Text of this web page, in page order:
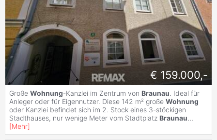
€ 159.000,-
Große Wohnung-Kanzlei im Zentrum von Braunau. Ideal für
Anleger oder für Eigennutzer. Diese 142 m² große Wohnung
oder Kanzlei befindet sich im 2. Stock eines 3-stöckigen
Stadthauses, nur wenige Meter vom Stadtplatz Braunau...
[Mehr]